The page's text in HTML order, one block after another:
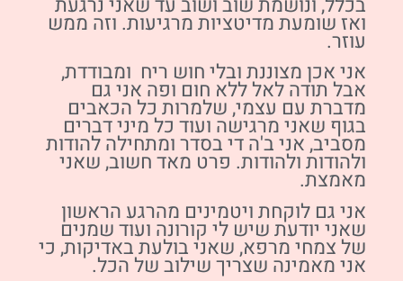
ואז שומעת מדיטציות מרגיעות. וזה ממש
עוזר.
אני אכן מצוננת ובלי חוש ריח ומבודדת,
אבל תודה לאל ללא חום ופה אני גם
מדברת עם עצמי, שלמרות כל הכאבים
בגוף שאני מרגישה ועוד כל מיני דברים
מסביב, אני ב'ה די בסדר ומתחילה להודות
ולהודות ולהודות. פרט מאד חשוב, שאני
מאמצת.
אני גם לוקחת ויטמינים מהרגע הראשון
שאני יודעת שיש לי קורונה ועוד שמנים
של צמחי מרפא, שאני בולעת באדיקות, כי
אני מאמינה שצריך שילוב של הכל.